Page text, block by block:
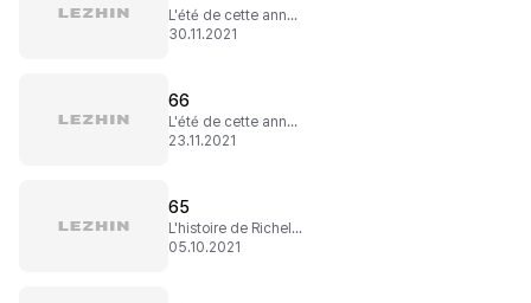
L'été de cette année (2)
30.11.2021
66
L'été de cette année (1)
23.11.2021
65
L'histoire de Richelieu
05.10.2021